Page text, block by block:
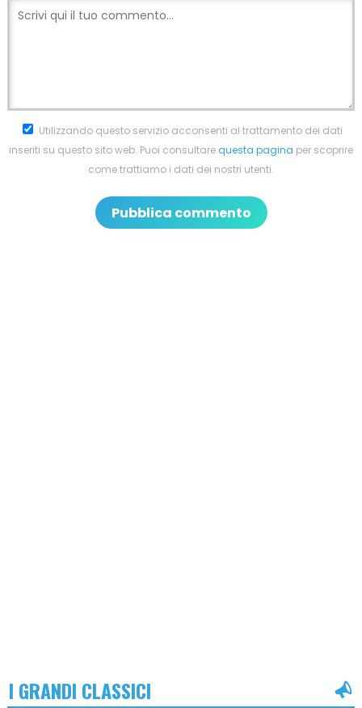
Utilizzando questo servizio acconsenti al trattamento dei dati
inseriti su questo sito web. Puoi consultarequesta pagina per scoprire
come trattiamo i dati dei nostri utenti.
I GRANDI CLASSICI